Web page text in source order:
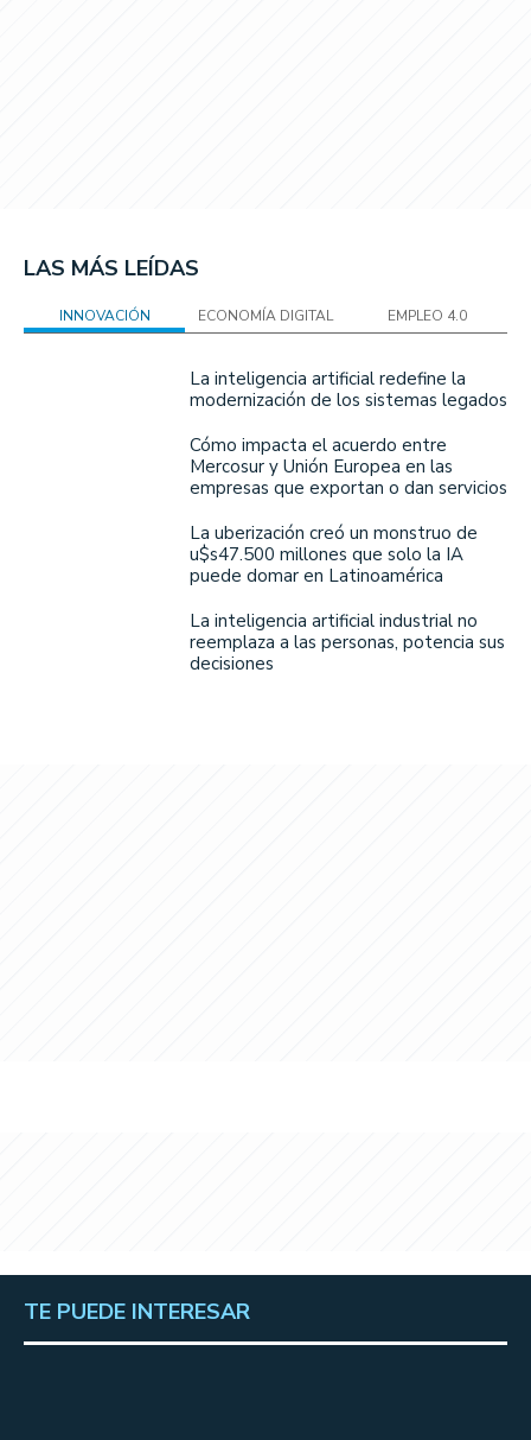
LAS MÁS LEÍDAS
INNOVACIÓN ECONOMÍA DIGITAL EMPLEO 4.0
La inteligencia artificial redefine la
modernización de los sistemas legados
Cómo impacta el acuerdo entre
Mercosur y Unión Europea en las
empresas que exportan o dan servicios
La uberización creó un monstruo de
u$s47.500 millones que solo la IA
puede domar en Latinoamérica
La inteligencia artificial industrial no
reemplaza a las personas, potencia sus
decisiones
TE PUEDE INTERESAR